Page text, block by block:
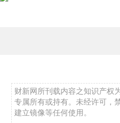
财新网所刊载内容之知识产权
专属所有或持有。未经许可，
建立镜像等任何使用。